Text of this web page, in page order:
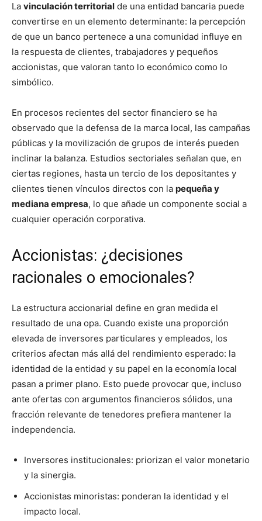
La vinculación territorial de una entidad bancaria puede
convertirse en un elemento determinante: la percepción
de que un banco pertenece a una comunidad influye en
la respuesta de clientes, trabajadores y pequeños
accionistas, que valoran tanto lo económico como lo
simbólico.
En procesos recientes del sector financiero se ha
observado que la defensa de la marca local, las campañas
públicas y la movilización de grupos de interés pueden
inclinar la balanza. Estudios sectoriales señalan que, en
ciertas regiones, hasta un tercio de los depositantes y
clientes tienen vínculos directos con la pequeña y
mediana empresa, lo que añade un componente social a
cualquier operación corporativa.
Accionistas: ¿decisiones
racionales o emocionales?
La estructura accionarial define en gran medida el
resultado de una opa. Cuando existe una proporción
elevada de inversores particulares y empleados, los
criterios afectan más allá del rendimiento esperado: la
identidad de la entidad y su papel en la economía local
pasan a primer plano. Esto puede provocar que, incluso
ante ofertas con argumentos financieros sólidos, una
fracción relevante de tenedores prefiera mantener la
independencia.
Inversores institucionales: priorizan el valor monetario
y la sinergia.
Accionistas minoristas: ponderan la identidad y el
impacto local.